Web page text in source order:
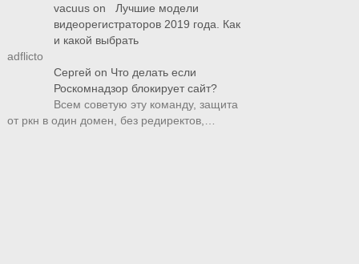
vacuus on
Лучшие модели
видеорегистраторов 2019 года. Как
и какой выбрать
adflicto
Сергей on Что делать если
Роскомнадзор блокирует сайт?
Всем советую эту команду, защита
от ркн в один домен, без редиректов,…